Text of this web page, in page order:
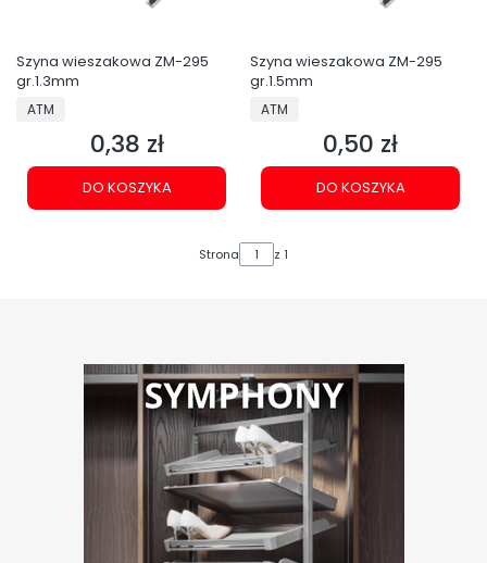
Szyna wieszakowa ZM-295
gr.1.3mm
PRODUCENT
ATM
Cena
0,38 zł
DO KOSZYKA
Szyna wieszakowa ZM-295
gr.1.5mm
PRODUCENT
ATM
Cena
0,50 zł
DO KOSZYKA
Strona z 1